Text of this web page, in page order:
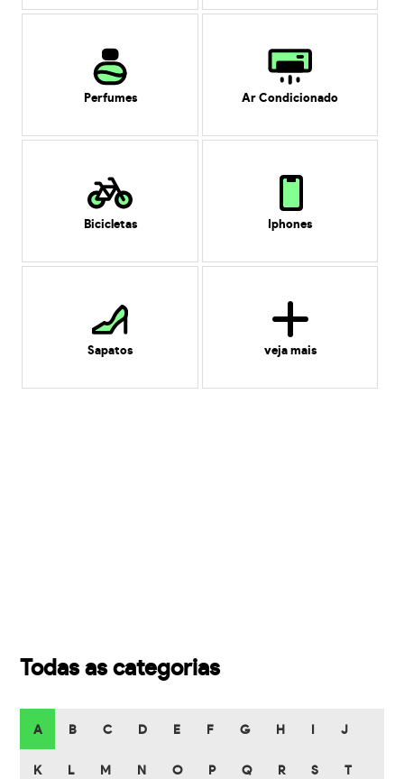
Perfumes Ar Condicionado
Bicicletas Iphones
Sapatos veja mais
Todas as categorias
A B C D E F G H J
K L M N O P Q R S T